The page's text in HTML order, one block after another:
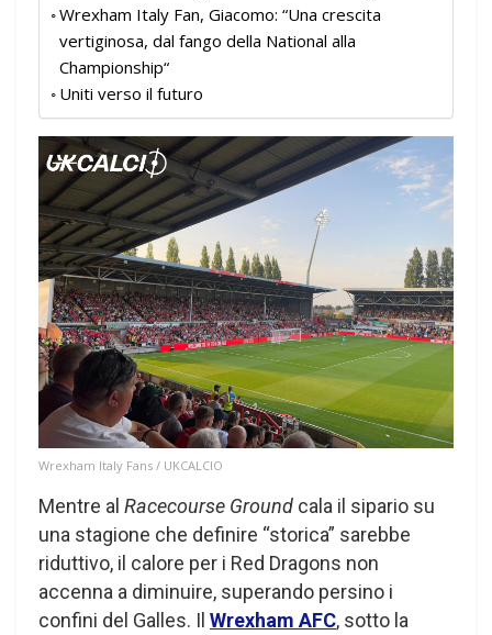
Wrexham Italy Fan, Giacomo: “Una crescita
vertiginosa, dal fango della National alla
Championship“
Uniti verso il futuro
Wrexham Italy Fans / UKCALCIO
Mentre al Racecourse Ground cala il sipario su
una stagione che definire “storica” sarebbe
riduttivo, il calore per i Red Dragons non
accenna a diminuire, superando persino i
confini del Galles. Il Wrexham AFC, sotto la